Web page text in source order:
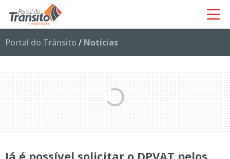
Portal do Trânsito / Notícias
Já é possível solicitar o DPVAT pelos